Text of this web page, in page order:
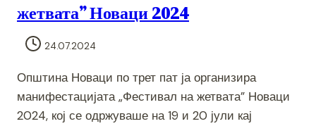
жетвата” Новаци 2024
24.07.2024
Општина Новаци по трет пат ја организира
манифестацијата „Фестивал на жетвата” Новаци
2024, кој се одржуваше на 19 и 20 јули кај